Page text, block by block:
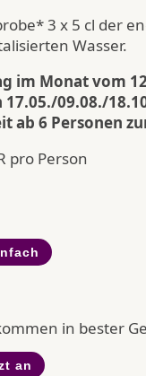
3 x 5 cl der
Wasser.
im Monat vom
09.08./
ab 6 Personen
pro Person
in bester
an